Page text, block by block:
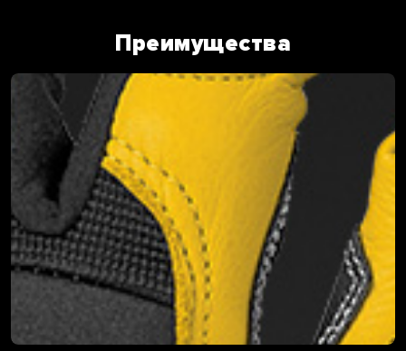
Преимущества